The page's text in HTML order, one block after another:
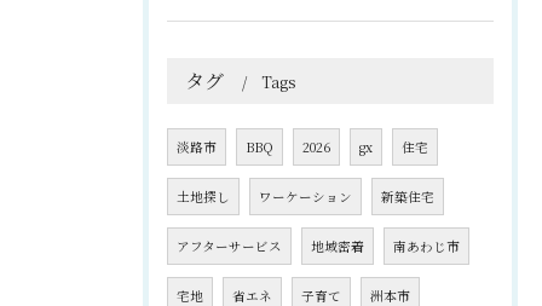
タグ Tags
淡路市 BBQ 2026 gx 住宅
土地探し ワーケーション 新築住宅
アフターサービス 地域密着 南あわじ市
宅地 省エネ 子育て 洲本市